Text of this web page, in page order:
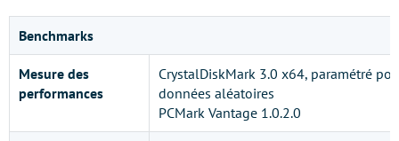
Benchmarks
Mesure des
performances
CrystalDiskMark 3.0 x64, paramétré
données aléatoires
PCMark Vantage 1.0.2.0